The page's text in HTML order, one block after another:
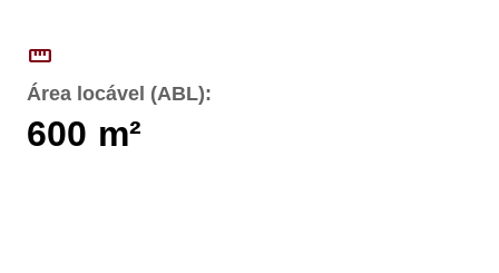
straighten
Área locável (ABL):
600 m²